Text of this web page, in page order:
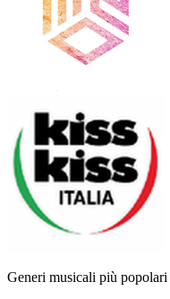
Generi musicali più popolari